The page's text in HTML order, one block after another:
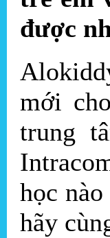
được
mới
trung
học
hãy